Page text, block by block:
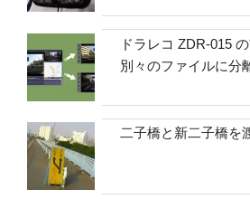
ドラレコ ZDR-015
別々のファイルに分
二子橋と新二子橋を